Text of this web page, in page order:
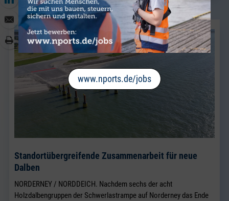
www.nports.de/jobs
Standortübergreifende Zusammenarbeit für neue
Dalben
NORDERNEY / NORDDEICH. Nachdem sechs der acht
Holzdalbengruppen der Schwerlastrampe auf Norderney das Ende